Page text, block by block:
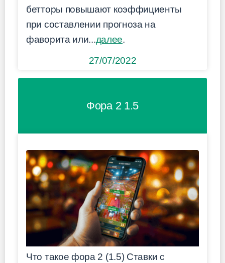
бетторы повышают коэффициенты
при составлении прогноза на
фаворита или...далее.
27/07/2022
Фора 2 1.5
Что такое фора 2 (1.5) Ставки с